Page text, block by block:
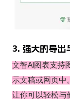
3. 强大的导出
文智AI图表支持
示文稿或网页中
让你可以轻松与